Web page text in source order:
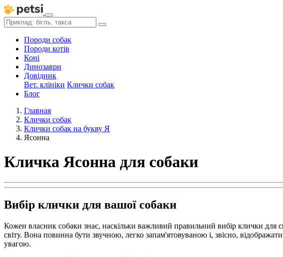
Породи собак
Породи котів
Коні
Динозаври
Довідник
Вет. клініки Клички собак
Блог
Главная
Клички собак
Клички собак на букву Я
Ясонна
Кличка Ясонна для собаки
Вибір клички для вашої собаки
Кожен власник собаки знає, наскільки важливий правильний вибір клички для
світу. Вона повинна бути звучною, легко запам'ятовуваною і, звісно,
увагою.